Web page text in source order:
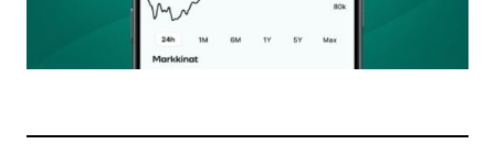
Sähköpostiosoitteesi
Tilaa SalkunRakentajan uutiskirje